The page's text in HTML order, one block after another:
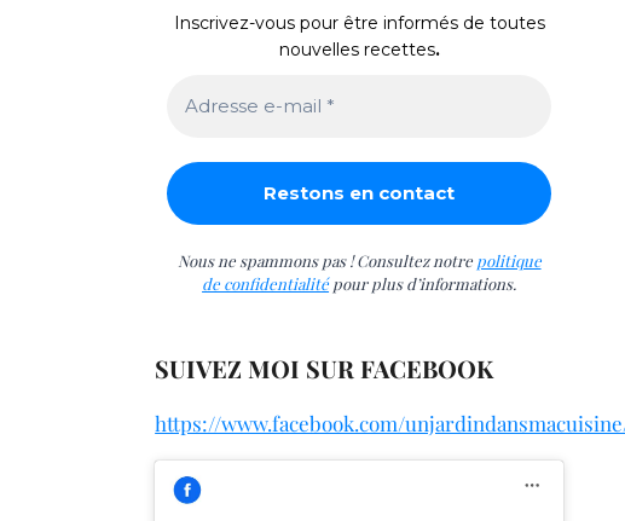
Inscrivez-vous pour être informés de toutes
nouvelles recettes.
Nous ne spammons pas ! Consultez notre politique
de confidentialitépour plus d’informations.
SUIVEZ MOI SUR FACEBOOK
https://www.facebook.com/